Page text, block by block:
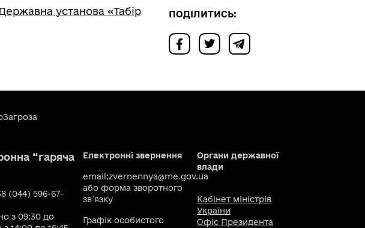
установа «Табір
ПОДІЛИТИСЬ:
“гаряча
(044) 596-67-
з 09:30 до
Електронні звернення
email:zvernennya@me.gov.ua
або форма зворотного
зв`язку
Графік особистого
Органи державної
влади
Кабінет міністрів
України
Офіс Президента